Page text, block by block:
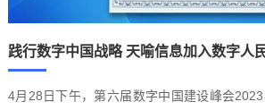
践行数字中国战略 天喻信息加入数字人
4月28日下午，第六届数字中国建设峰会